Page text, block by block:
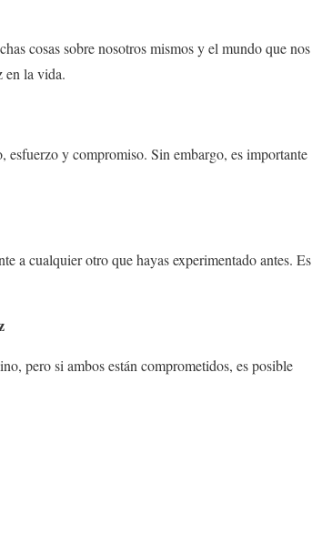
cosas sobre nosotros mismos y el mundo que nos
en la vida.
esfuerzo y compromiso. Sin embargo, es importante
a cualquier otro que hayas experimentado antes. Es
pero si ambos están comprometidos, es posible